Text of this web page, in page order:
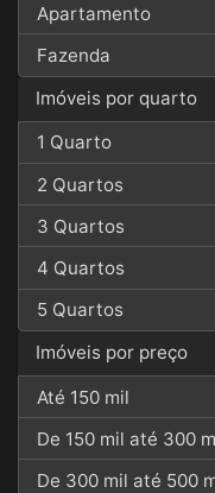
Apartamento
Fazenda
Imóveis por quarto
1 Quarto
2 Quartos
3 Quartos
4 Quartos
5 Quartos
Imóveis por preço
Até 150 mil
De 150 mil até 300
De 300 mil até 500